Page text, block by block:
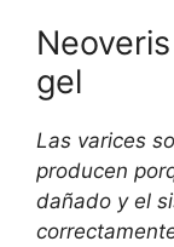
gel
Las varices
producen
dañado y el